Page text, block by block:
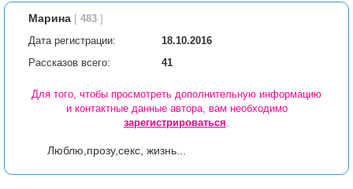
Марина [ 483 ]
Дата регистрации:
18.10.2016
Рассказов всего:
41
Для того, чтобы просмотреть дополнительную информацию
и контактные данные автора, вам необходимо
зарегистрироваться.
Люблю,прозу,секс, жизнь...